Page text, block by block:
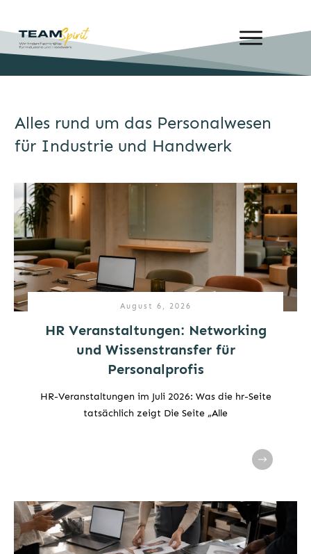
Alles rund um das Personalwesen
für Industrie und Handwerk
August 6, 2026
HR Veranstaltungen: Networking
und Wissenstransfer für
Personalprofis
HR-Veranstaltungen im Juli 2026: Was die hr-Seite
tatsächlich zeigt Die Seite „Alle